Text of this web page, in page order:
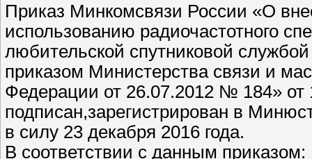
Приказ Минкомсвязи России «О
использованию радиочастотного
любительской спутниковой
приказом Министерства связи и
Федерации от 26.07.2012 № 184»
подписан,зарегистрирован в
в силу 23 декабря 2016 года.
В соответствии с данным приказом: